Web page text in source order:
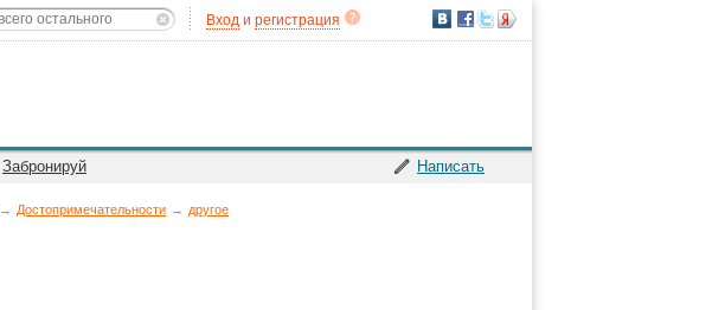
Вход и регистрация
Написать
Забронируй
→ Достопримечательности → другое